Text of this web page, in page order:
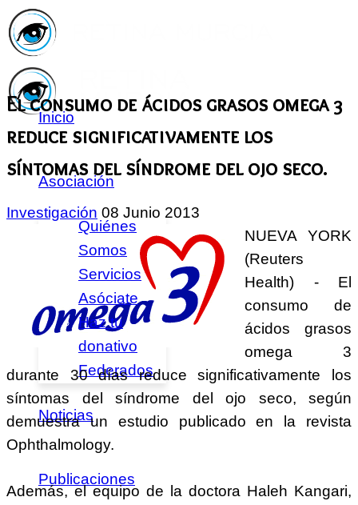
Inicio
Asociación
Quiénes
Somos
Servicios
Asóciate
Haz tu
donativo
Federados
Noticias
Publicaciones
El consumo de ácidos grasos omega 3
reduce significativamente los
síntomas del síndrome del ojo seco.
Investigación 08 Junio 2013
NUEVA YORK
(Reuters
Health) - El
consumo de
ácidos grasos
omega 3
durante 30 días reduce significativamente los
síntomas del síndrome del ojo seco, según
demuestra un estudio publicado en la revista
Ophthalmology.
Además, el equipo de la doctora Haleh Kangari,